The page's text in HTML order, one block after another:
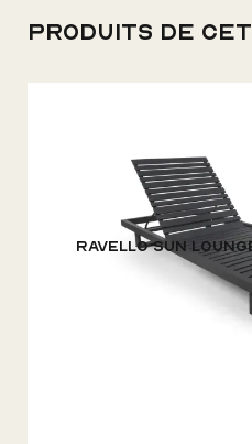
Produits de
Ravello Sun